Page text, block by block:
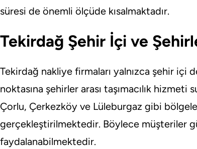
süresi de önemli ölçüde kısalmaktadır.
Tekirdağ Şehir İçi ve
Tekirdağ nakliye firmaları yalnızca şehir içi
noktasına şehirler arası taşımacılık
Çorlu, Çerkezköy ve Lüleburgaz gibi
gerçekleştirilmektedir. Böylece müşteriler
faydalanabilmektedir.